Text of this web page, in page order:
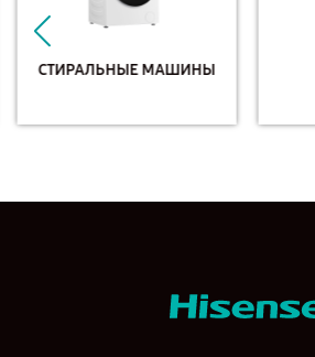
СТИРАЛЬНЫЕ МАШИНЫ